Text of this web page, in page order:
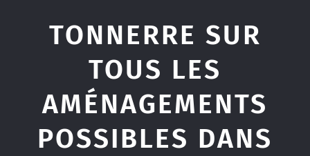
TONNERRE SUR
TOUS LES
AMÉNAGEMENTS
POSSIBLES DANS